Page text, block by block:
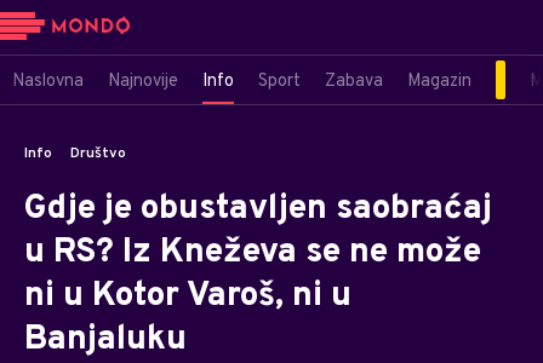
Naslovna Najnovije Info Sport Zabava Magazin
Info Društvo
Gdje je obustavljen saobraćaj
u RS? Iz Kneževa se ne može
ni u Kotor Varoš, ni u
Banjaluku